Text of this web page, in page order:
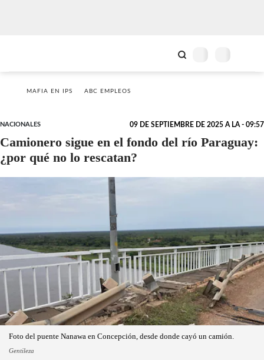
MAFIA EN IPS ABC EMPLEOS
NACIONALES 09 DE SEPTIEMBRE DE 2025 A LA - 09:57
Camionero sigue en el fondo del río Paraguay:
¿por qué no lo rescatan?
Foto del puente Nanawa en Concepción, desde donde cayó un camión.
Gentileza